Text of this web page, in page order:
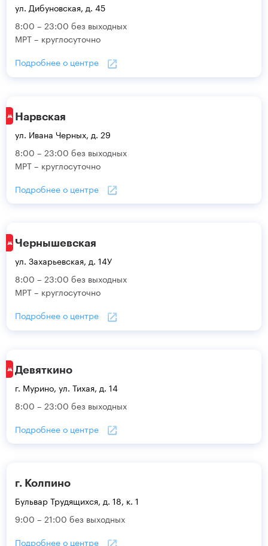
ул. Дибуновская, д. 45
8:00 – 23:00 без выходных
МРТ – круглосуточно
Подробнее о центре
Нарвская
ул. Ивана Черных, д. 29
8:00 – 23:00 без выходных
МРТ – круглосуточно
Подробнее о центре
Чернышевская
ул. Захарьевская, д. 14У
8:00 – 23:00 без выходных
МРТ – круглосуточно
Подробнее о центре
Девяткино
г. Мурино, ул. Тихая, д. 14
8:00 – 23:00 без выходных
Подробнее о центре
г. Колпино
Бульвар Трудящихся, д. 18, к. 1
9:00 – 21:00 без выходных
Подробнее о центре